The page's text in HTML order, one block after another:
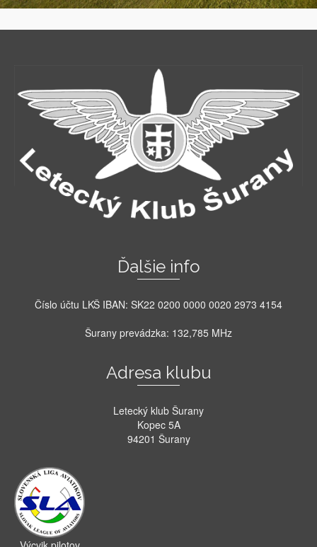
Ďalšie info
Číslo účtu LKŠ IBAN: SK22 0200 0000 0020 2973 4154
Šurany prevádzka: 132,785 MHz
Adresa klubu
Letecký klub Šurany
Kopec 5A
94201 Šurany